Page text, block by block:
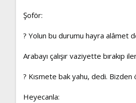
Şoför:
? Yolun bu durumu hayra alâmet
Arabayı çalışır vaziyette
? Kısmete bak yahu, dedi. Bizden
Heyecanla: